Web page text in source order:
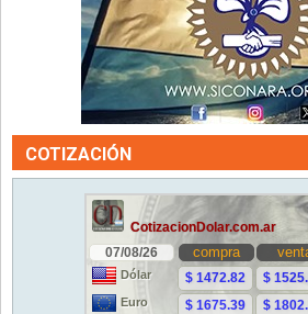
COTIZACIÓN